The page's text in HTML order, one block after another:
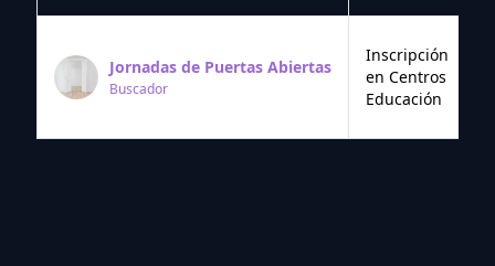
Jornadas de Puertas Abiertas
Buscador
Inscripción
en Centros
Educación